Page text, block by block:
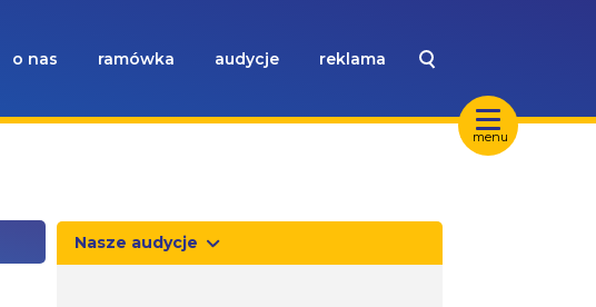
menu
o nas ramówka audycje reklama
Nasze audycje